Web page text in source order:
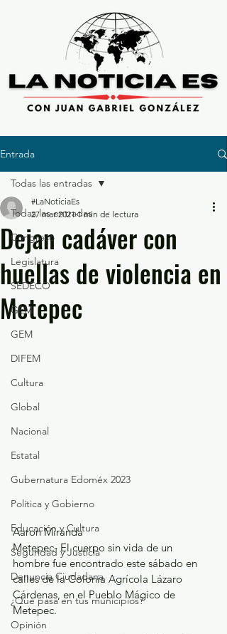
Entrada
Todas las entradas
Congreso
Legislatura
SEDECO
GEM
GEM
DIFEM
Cultura
Global
Nacional
Estatal
Gubernatura Edoméx 2023
Política y Gobierno
Educación y Cultura
Seguridad y Justicia
Denuncia Ciudadana
¿Qué pasa en tus municipios?
Opinión
Todas las entradas
Dejan cadáver con
huellas de violencia en
Metepec
#LaNoticiaEs
27 mar 2021 1 min de lectura
Aaron Miranda
Metepec- El cuerpo sin vida de un
hombre fue encontrado este sábado en
calles de la Colonia Agrícola Lázaro
Cárdenas, en el Pueblo Mágico de
Metepec.